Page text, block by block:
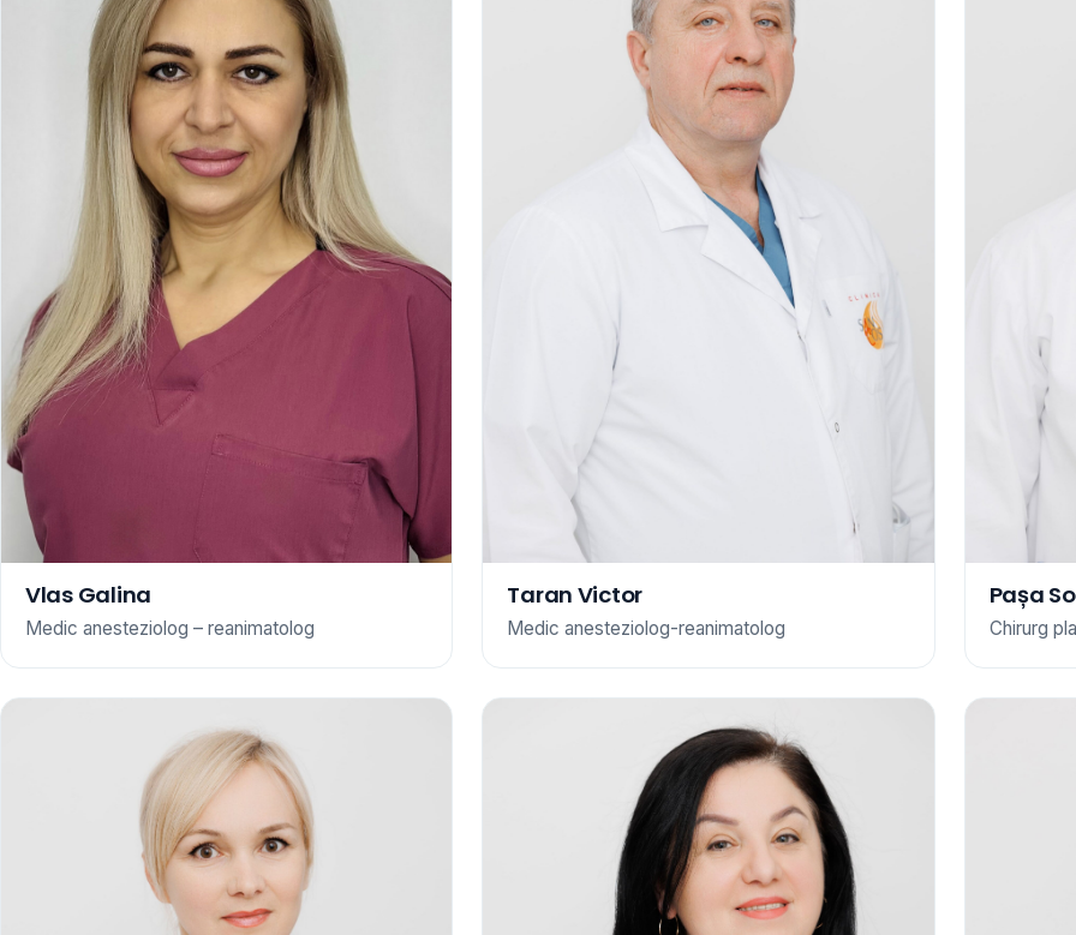
Vlas Galina
Medic anesteziolog – reanimatolog
Taran Victor
Medic anesteziolog-reanimatolog
Pașa
Chirurg